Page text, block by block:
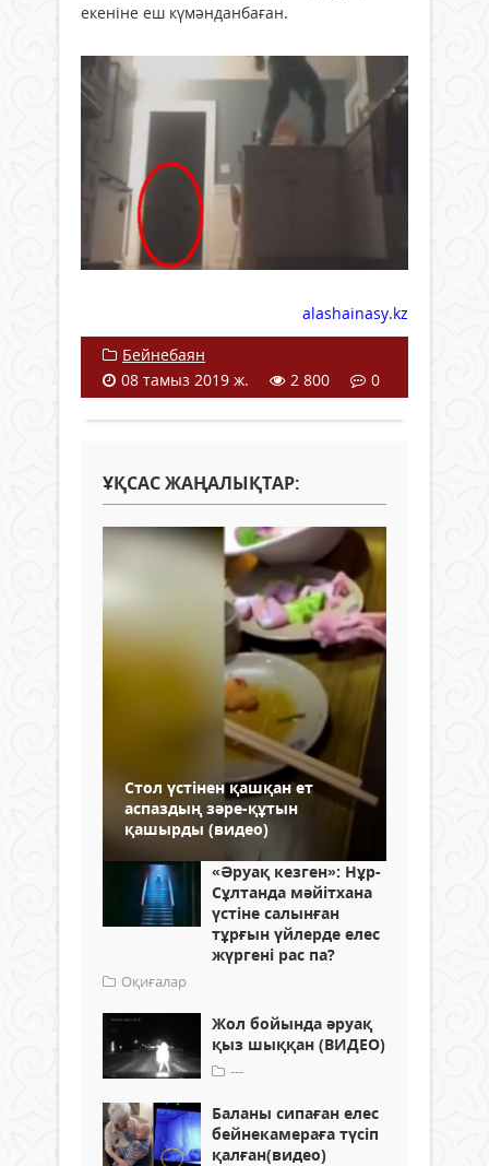
екеніне еш күмәнданбаған.
alashainasy.kz
Бейнебаян
08 тамыз 2019 ж.
2 800 0
ҰҚСАС ЖАҢАЛЫҚТАР:
Стол үстінен қашқан ет
аспаздың зәре-құтын
қашырды (видео)
«Әруақ кезген»: Нұр-
Сұлтанда мәйітхана
үстіне салынған
тұрғын үйлерде елес
жүргені рас па?
Оқиғалар
Жол бойында әруақ
қыз шыққан (ВИДЕО)
---
Баланы сипаған елес
бейнекамераға түсіп
қалған(видео)